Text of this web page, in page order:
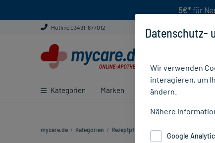
5€* für
Hotline 03491-877012
Kategorien Marken Ratgeber
mycare.de / Kategorien / Rezeptpflichtige Medikamente
Datenschutz-
Wir verwenden
interagieren, um
ändern.
Nähere
Google